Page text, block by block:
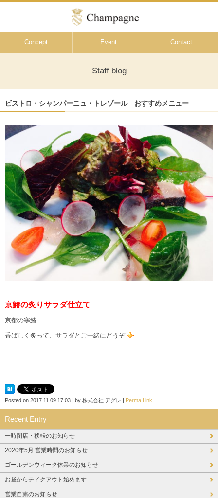
Concept Event Contact
Staff blog
ビストロ・シャンパーニュ・トレゾール おすすめメニュー
京鰆の炙りサラダ仕立て
京都の寒鰆
香ばしく炙って、サラダとご一緒にどうぞ
Posted on 2017.11.09 17:03 | by 株式会社 アグレ | Perma Link
Recent Entry
一時閉店・移転のお知らせ
2020年5月 営業時間のお知らせ
ゴールデンウィーク休業のお知らせ
お昼からテイクアウト始めます
営業自粛のお知らせ